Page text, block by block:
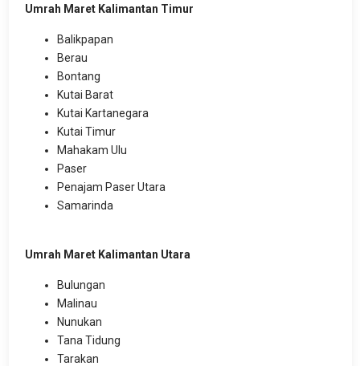
Umrah Maret Kalimantan Timur
Balikpapan
Berau
Bontang
Kutai Barat
Kutai Kartanegara
Kutai Timur
Mahakam Ulu
Paser
Penajam Paser Utara
Samarinda
Umrah Maret Kalimantan Utara
Bulungan
Malinau
Nunukan
Tana Tidung
Tarakan